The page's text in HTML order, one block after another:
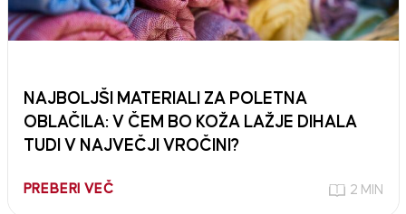
NAJBOLJŠI MATERIALI ZA POLETNA
OBLAČILA: V ČEM BO KOŽA LAŽJE DIHALA
TUDI V NAJVEČJI VROČINI?
PREBERI VEČ 2 MIN